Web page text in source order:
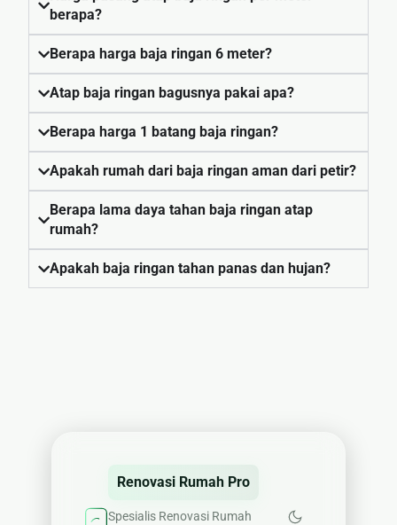
Timbul
📦 Neon
Box
Nama
berapa?
Berapa harga baja ringan 6 meter?
Atap baja ringan bagusnya pakai apa?
Berapa harga 1 batang baja ringan?
Apakah rumah dari baja ringan aman dari petir?
Berapa lama daya tahan baja ringan atap
rumah?
Apakah baja ringan tahan panas dan hujan?
Renovasi Rumah Pro
Spesialis Renovasi Rumah